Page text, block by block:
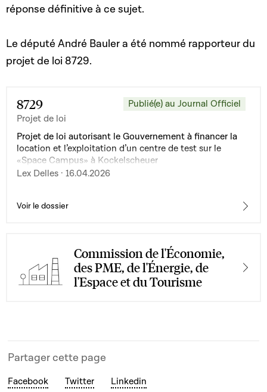
réponse définitive à ce sujet.
Le député André Bauler a été nommé rapporteur du
projet de loi 8729.
8729
Projet de loi
Publié(e) au Journal Officiel
Projet de loi autorisant le Gouvernement à financer la
location et l’exploitation d’un centre de test sur le
«Space Campus» à Kockelscheuer
Lex Delles · 16.04.2026
Voir le dossier
Commission de l'Économie,
des PME, de l'Énergie, de
l'Espace et du Tourisme
Partager cette page
Facebook Twitter Linkedin